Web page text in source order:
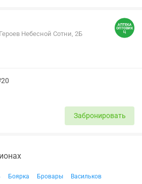
Небесной Сотни, 2Б
Забронировать
Боярка Бровары
Васильков